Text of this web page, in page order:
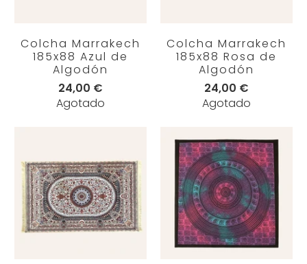
Colcha Marrakech
185x88 Azul de
Algodón
24,00 €
Agotado
Colcha Marrakech
185x88 Rosa de
Algodón
24,00 €
Agotado